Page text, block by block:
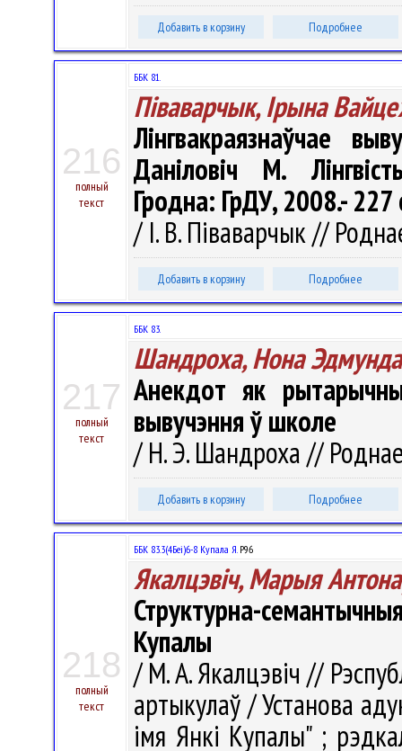
Добавить в корзину Подробнее
216
полный
текст
ББК 81.
Піваварчык, Ірына
Лінгвакраязнаўчае
Даніловіч М.
Гродна: ГрДУ, 2008.- 227
/ І. В. Піваварчык //
Добавить в корзину Подробнее
217
полный
текст
ББК 83.
Шандроха, Нона
Анекдот як
вывучэння ў школе
/ Н. Э. Шандроха //
Добавить в корзину Подробнее
218
полный
текст
ББК 83.3(4Беі)6-8 Купала Я.Р96
Якалцэвіч, Марыя
Структурна-
Купалы
/ М. А. Якалцэвіч //
артыкулаў / Установа
імя Янкі Купалы" ;